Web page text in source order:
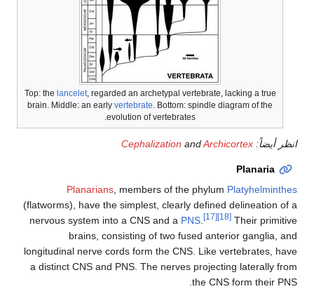
Top: thelancelet, regarded an archetypal vertebrate, lacking a
brain. Middle: an early vertebrate. Bottom: spindle diagram of
evolution of vertebrates.
CephalizationandArchicortex
Planarians, members of the phylum
(flatworms), have the simplest, clearly defined
nervous system into a CNS and aPNS. [18]Their
brains, consisting of two fused anterior
longitudinal nerve cords form the CNS. Like
a distinct CNS and PNS. The nerves projecting
the CNS form